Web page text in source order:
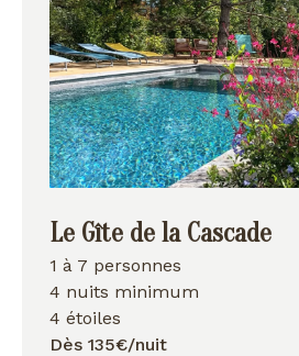
Le Gîte de la Cascade
1 à 7 personnes
4 nuits minimum
4 étoiles
Dès 135€/nuit